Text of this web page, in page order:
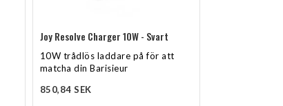
Joy Resolve Charger 10W - Svart
10W trådlös laddare på för att
matcha din Barisieur
850,84 SEK